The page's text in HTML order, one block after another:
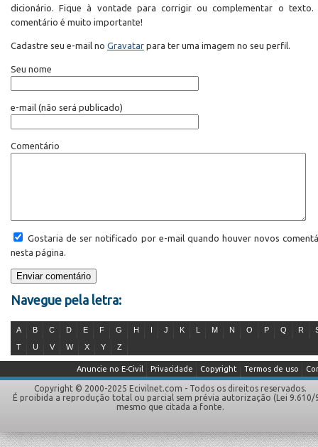
dicionário. Fique à vontade para corrigir ou complementar o texto.
comentário é muito importante!
Cadastre seu e-mail no Gravatar para ter uma imagem no seu perfil.
Seu nome
e-mail (não será publicado)
Comentário
Gostaria de ser notificado por e-mail quando houver novos
nesta página.
Navegue pela letra:
A B C D E F G H J K M N O P Q R
T
U V W X Y Z
Termos de uso
Copyright
Privacidade
Anuncie no E-Civil
Copyright © 2000-2025 Ecivilnet.com - Todos os direitos reservados.
É proibida a reprodução total ou parcial sem prévia autorização (Lei 9.610/
mesmo que citada a fonte.